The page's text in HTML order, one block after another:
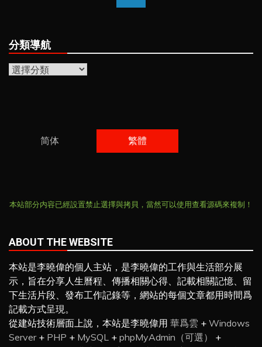
分類導航
分
简体 繁體
本站部分内容已經設置禁止選擇與拷貝，當然可以使用查看源碼來複制！
ABOUT THE WEBSITE
本站是李曉偉的個人主站，是李曉偉的工作與生活部分展
示，旨在分享人生曆程、傳播相關心得、記載相關記憶、留
下生活片段、發布工作記錄等，網站的每個文章都用時間爲
記載方式呈現。
從建站技術層面上說，本站是李曉偉用 華爲雲 + Windows
Server + PHP + MySQL + phpMyAdmin（可選）
+